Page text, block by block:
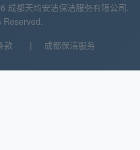
成都天均安洁保洁服务有限公司.
Reserved.
款 | 成都保洁服务